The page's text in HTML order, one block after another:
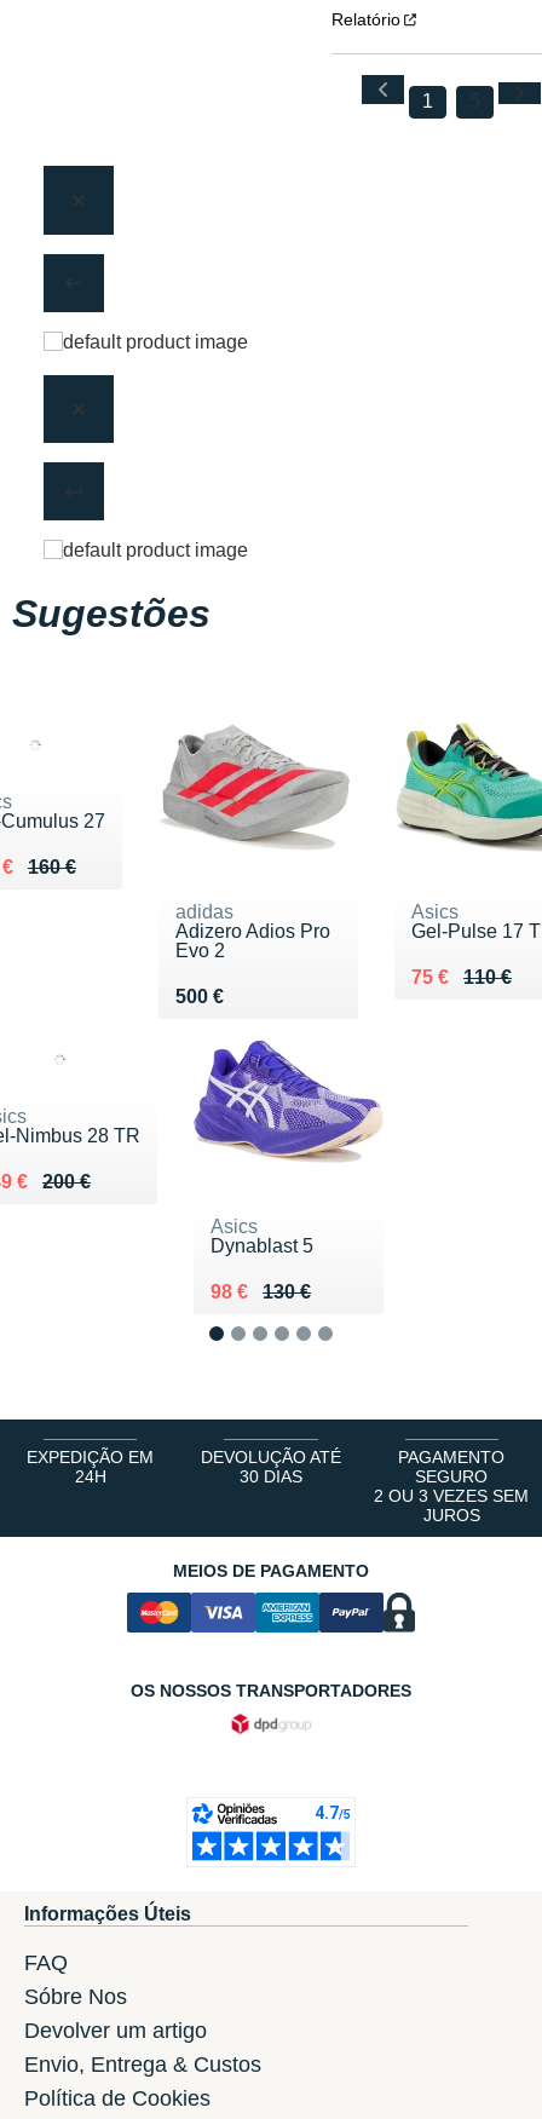
Relatório
1 5
Sugestões
27
160 €
de 160 €
109 €
adidas
Adizero Adios Pro
Evo 2
500 €
Vendu 500 €
Asics
Gel-Pulse 17
110 €
Au lieu de 110
75 €
Vendu 75 €
Nimbus 28 TR
200 €
lieu de 200 €
€ 149 €
Asics
Dynablast 5
130 €
Au lieu de 130 €
98 €
Vendu 98 €
EXPEDIÇÃO EM
24H
DEVOLUÇÃO ATÉ
30 DIAS
PAGAMENTO
SEGURO
2 OU 3 VEZES SEM
JUROS
MEIOS DE PAGAMENTO
OS NOSSOS TRANSPORTADORES
Informações Úteis
FAQ
Sóbre Nos
Devolver um artigo
Envio, Entrega & Custos
Política de Cookies